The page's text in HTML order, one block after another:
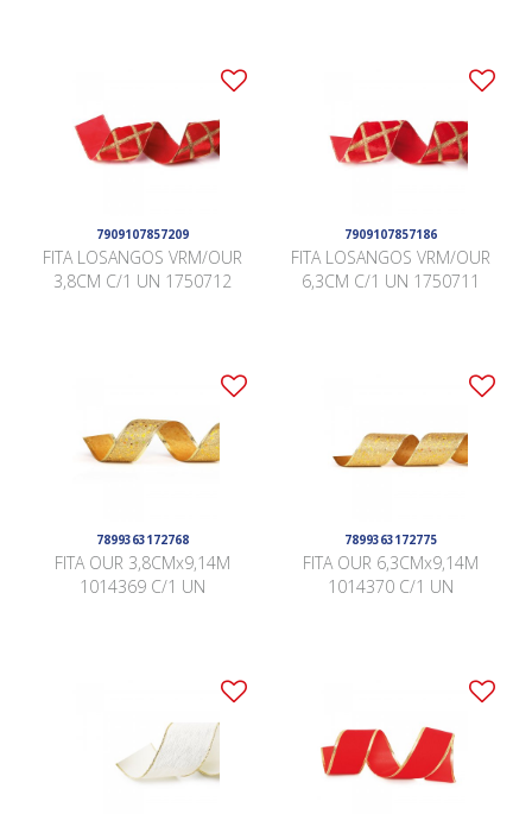
7909107857209
FITA LOSANGOS VRM/OUR
3,8CM C/1 UN 1750712
7909107857186
FITA LOSANGOS VRM/OUR
6,3CM C/1 UN 1750711
7899363172768
FITA OUR 3,8CMx9,14M
1014369 C/1 UN
7899363172775
FITA OUR 6,3CMx9,14M
1014370 C/1 UN